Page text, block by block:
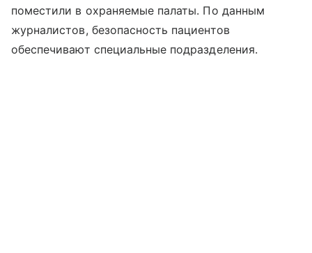
поместили в охраняемые палаты. По данным
журналистов, безопасность пациентов
обеспечивают специальные подразделения.